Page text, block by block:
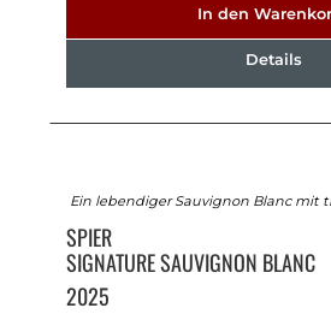
In den
Details
Ein lebendiger Sauvignon Blanc mit
SPIER
SIGNATURE SAUVIGNON BLANC
2025